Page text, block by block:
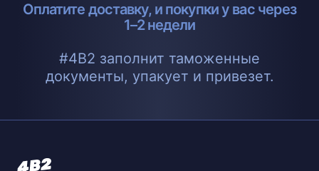
Оплатите доставку, и покупки у вас через
1–2 недели
#4B2 заполнит таможенные
документы, упакует и привезет.